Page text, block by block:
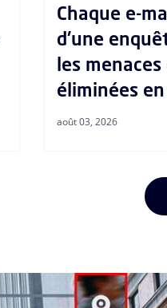
août 03, 2026
Chaque e-
d'une
les
éliminées